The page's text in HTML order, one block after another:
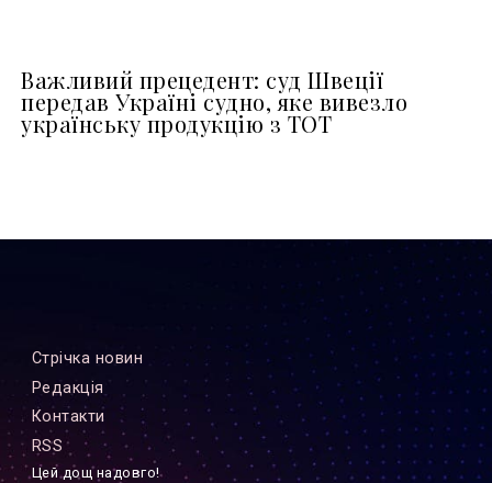
Важливий прецедент: суд Швеції
передав Україні судно, яке вивезло
українську продукцію з ТОТ
Стрiчка новин
Редакцiя
Контакти
RSS
Цей дощ надовго!